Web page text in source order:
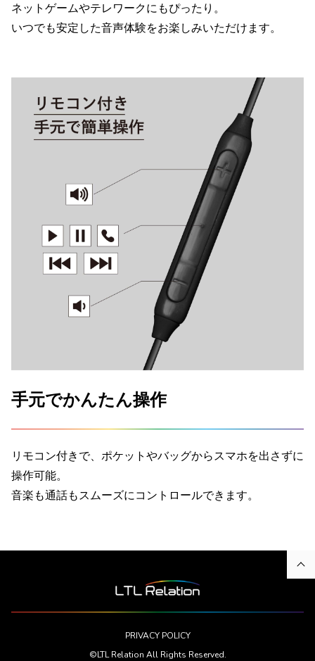
ネットゲームやテレワークにもぴったり。
いつでも安定した音声体験をお楽しみいただけます。
手元でかんたん操作
リモコン付きで、ポケットやバッグからスマホを出さずに
操作可能。
音楽も通話もスムーズにコントロールできます。
PRIVACY POLICY
©LTL Relation All Rights Reserved.